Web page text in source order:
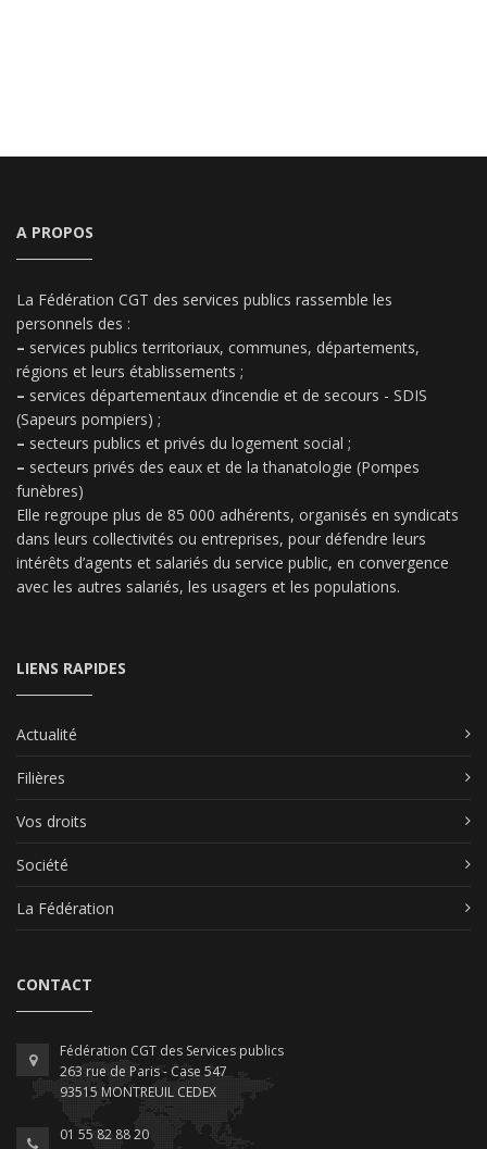
A PROPOS
La Fédération CGT des services publics rassemble les
personnels des :
– services publics territoriaux, communes, départements,
régions et leurs établissements ;
– services départementaux d’incendie et de secours - SDIS
(Sapeurs pompiers) ;
– secteurs publics et privés du logement social ;
– secteurs privés des eaux et de la thanatologie (Pompes
funèbres)
Elle regroupe plus de 85 000 adhérents, organisés en syndicats
dans leurs collectivités ou entreprises, pour défendre leurs
intérêts d’agents et salariés du service public, en convergence
avec les autres salariés, les usagers et les populations.
LIENS RAPIDES
Actualité
Filières
Vos droits
Société
La Fédération
CONTACT
Fédération CGT des Services publics
263 rue de Paris - Case 547
93515 MONTREUIL CEDEX
01 55 82 88 20